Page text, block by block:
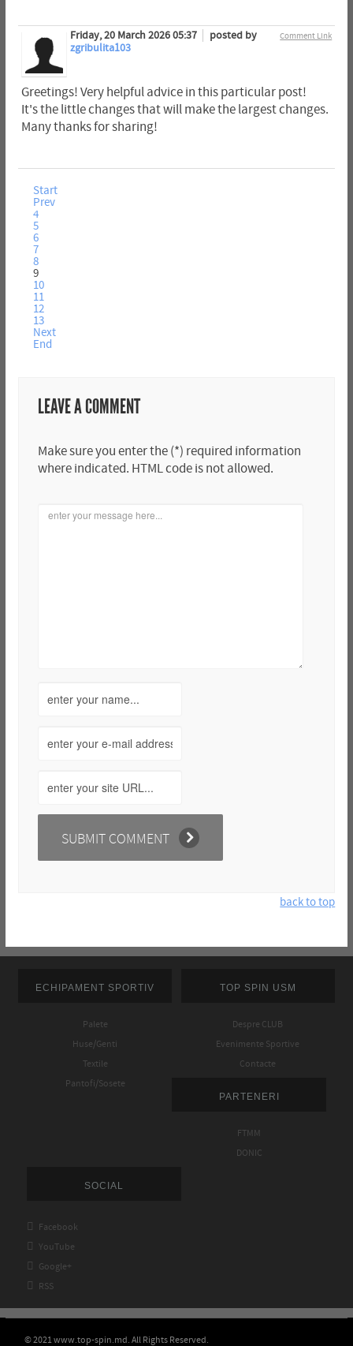
Comment Link
Friday, 20 March 2026 05:37
posted by
zgribulita103
Greetings! Very helpful advice in this particular post!
It's the little changes that will make the largest changes.
Many thanks for sharing!
Start
Prev
4
5
6
7
8
9
10
11
12
13
Next
End
LEAVE A COMMENT
Make sure you enter the (*) required information
where indicated. HTML code is not allowed.
back to top
ECHIPAMENT SPORTIV
Palete
Huse/Genti
Textile
Pantofi/Sosete
TOP SPIN USM
Despre CLUB
Evenimente Sportive
Contacte
PARTENERI
FTMM
DONIC
SOCIAL
 Facebook
 YouTube
 Google+
 RSS
© 2021 www.top-spin.md. All Rights Reserved.